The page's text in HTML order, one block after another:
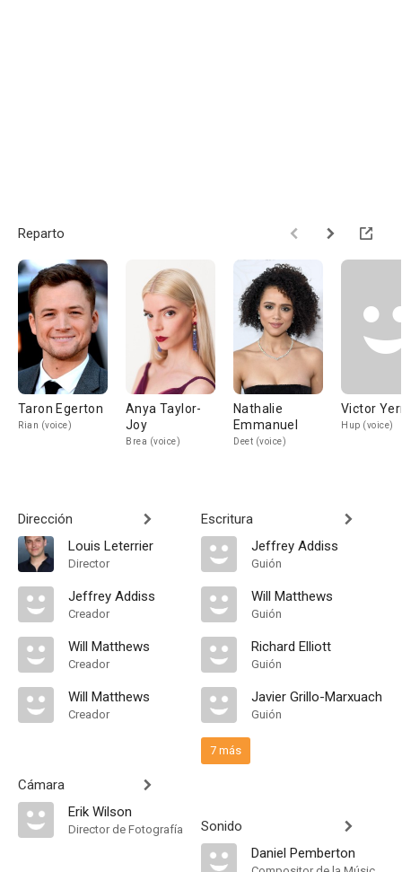
Reparto
Taron Egerton
Rian (voice)
Anya Taylor-
Joy
Brea (voice)
Nathalie
Emmanuel
Deet (voice)
Victor
Hup (voice)
Dirección
Louis Leterrier
Director
Jeffrey Addiss
Creador
Will Matthews
Creador
Will Matthews
Creador
Cámara
Erik Wilson
Director de Fotografía
Escritura
Jeffrey Addiss
Guión
Will Matthews
Guión
Richard Elliott
Guión
Javier Grillo-Marxuach
Guión
7 más
Sonido
Daniel Pemberton